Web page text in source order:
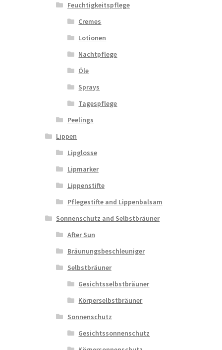
Feuchtigkeitspflege
Cremes
Lotionen
Nachtpflege
Öle
Sprays
Tagespflege
Peelings
Lippen
Lipglosse
Lipmarker
Lippenstifte
Pflegestifte and Lippenbalsam
Sonnenschutz and Selbstbräuner
After Sun
Bräunungsbeschleuniger
Selbstbräuner
Gesichtsselbstbräuner
Körperselbstbräuner
Sonnenschutz
Gesichtssonnenschutz